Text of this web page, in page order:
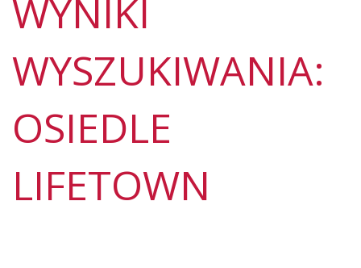
WYNIKI
WYSZUKIWANIA:
OSIEDLE
LIFETOWN